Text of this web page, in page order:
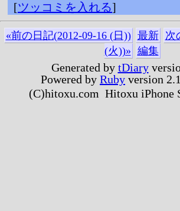
[ツッコミを入れる]
«前の日記(2012-09-16 (日)) 最新
次
(火))» 編集
Generated by tDiary
Powered by Ruby version